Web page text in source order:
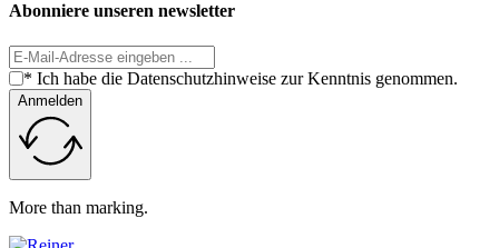
Abonniere unseren newsletter
* Ich habe die Datenschutzhinweise zur Kenntnis genommen.
Anmelden
More than marking.